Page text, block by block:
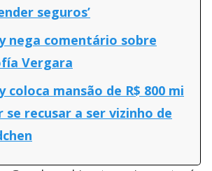
seguros’
nega comentário sobre
Vergara
coloca mansão de R$ 800 mi
se recusar a ser vizinho de